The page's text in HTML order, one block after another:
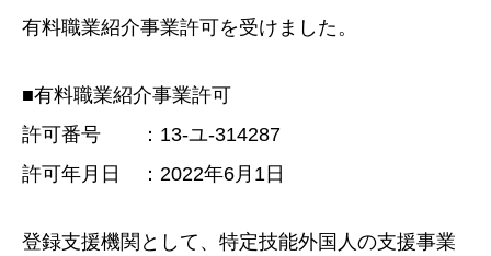
有料職業紹介事業許可を受けました。
■有料職業紹介事業許可
許可番号 ：13-ユ-314287
許可年月日 ：2022年6月1日
登録支援機関として、特定技能外国人の支援事業